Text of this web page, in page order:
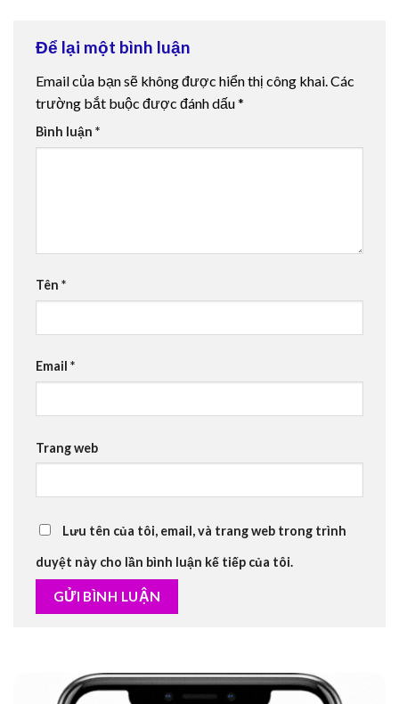
Để lại một bình luận
Email của bạn sẽ không được hiển thị công khai.Các
trường bắt buộc được đánh dấu*
Bình luận *
Tên *
Email *
Trang web
Lưu tên của tôi, email, và trang web trong trình
duyệt này cho lần bình luận kế tiếp của tôi.